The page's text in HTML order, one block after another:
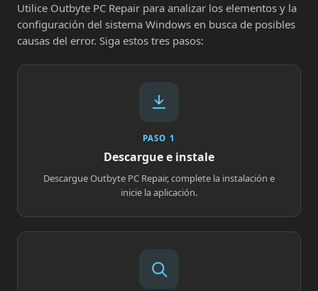
Utilice Outbyte PC Repair para analizar los elementos y la
configuración del sistema Windows en busca de posibles
causas del error. Siga estos tres pasos:
PASO 1
Descargue e instale
Descargue Outbyte PC Repair, complete la instalación e
inicie la aplicación.